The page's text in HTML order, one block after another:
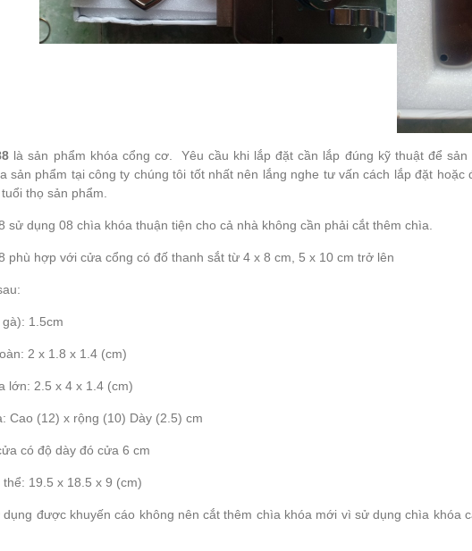
là sản phẩm khóa cổng cơ. Yêu cầu khi lắp đặt cần lắp đúng kỹ thuật để sản
sản phẩm tại công ty chúng tôi tốt nhất nên lắng nghe tư vấn cách lắp đặt
thọ sản phẩm.
sử dụng 08 chìa khóa thuận tiện cho cả nhà không cần phải cắt thêm chìa.
phù hợp với cửa cổng có đố thanh sắt từ 4 x 8 cm, 5 x 10 cm trở lên
1.5cm
2 x 1.8 x 1.4 (cm)
lớn: 2.5 x 4 x 1.4 (cm)
Cao (12) x rộng (10) Dày (2.5) cm
có độ dày đó cửa 6 cm
19.5 x 18.5 x 9 (cm)
được khuyến cáo không nên cắt thêm chìa khóa mới vì sử dụng chìa khóa